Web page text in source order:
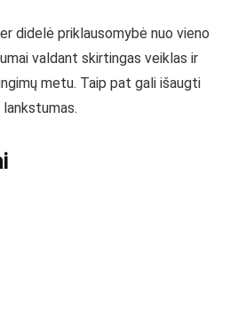
didelė priklausomybė nuo vieno
valdant skirtingas veiklas ir
metu. Taip pat gali išaugti